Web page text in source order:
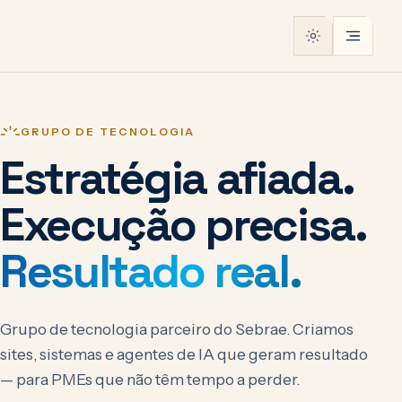
GRUPO DE TECNOLOGIA
Estratégia afiada.
Execução precisa.
Resultado real.
Grupo de tecnologia parceiro do Sebrae. Criamos
sites, sistemas e agentes de IA que geram resultado
— para PMEs que não têm tempo a perder.